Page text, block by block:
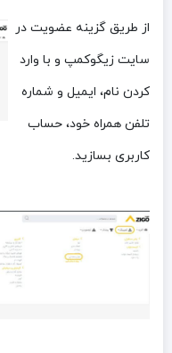
از طریق گزینه عضویت در
سایت زیگوکمپ و با وارد
کردن نام، ایمیل و شماره
تلفن همراه خود، حساب
کاربری بسازید.